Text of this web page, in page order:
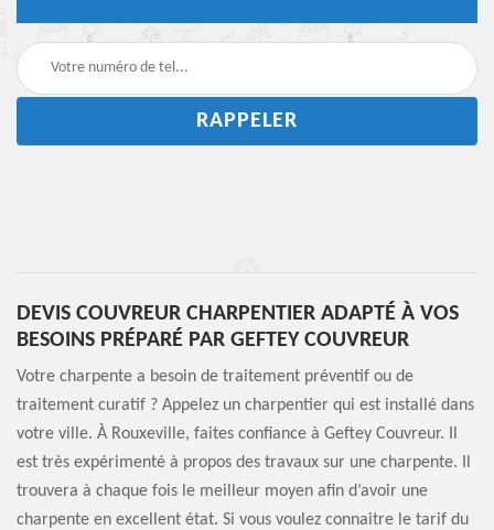
DEVIS COUVREUR CHARPENTIER ADAPTÉ À VOS
BESOINS PRÉPARÉ PAR GEFTEY COUVREUR
Votre charpente a besoin de traitement préventif ou de
traitement curatif ? Appelez un charpentier qui est installé dans
votre ville. À Rouxeville, faites confiance à Geftey Couvreur. Il
est très expérimenté à propos des travaux sur une charpente. Il
trouvera à chaque fois le meilleur moyen afin d’avoir une
charpente en excellent état. Si vous voulez connaitre le tarif du